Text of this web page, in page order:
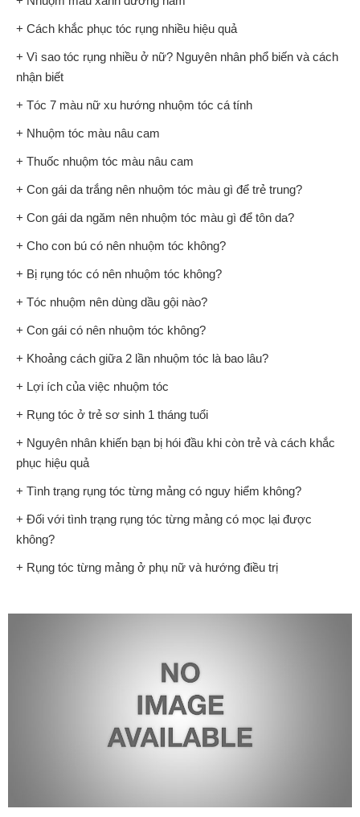
+ Cách khắc phục tóc rụng nhiều hiệu quả
+ Vì sao tóc rụng nhiều ở nữ? Nguyên nhân phổ biến và cách
nhận biết
+ Tóc 7 màu nữ xu hướng nhuộm tóc cá tính
+ Nhuộm tóc màu nâu cam
+ Thuốc nhuộm tóc màu nâu cam
+ Con gái da trắng nên nhuộm tóc màu gì để trẻ trung?
+ Con gái da ngăm nên nhuộm tóc màu gì để tôn da?
+ Cho con bú có nên nhuộm tóc không?
+ Bị rụng tóc có nên nhuộm tóc không?
+ Tóc nhuộm nên dùng dầu gội nào?
+ Con gái có nên nhuộm tóc không?
+ Khoảng cách giữa 2 lần nhuộm tóc là bao lâu?
+ Lợi ích của việc nhuộm tóc
+ Rụng tóc ở trẻ sơ sinh 1 tháng tuổi
+ Nguyên nhân khiến bạn bị hói đầu khi còn trẻ và cách khắc
phục hiệu quả
+ Tình trạng rụng tóc từng mảng có nguy hiểm không?
+ Đối với tình trạng rụng tóc từng mảng có mọc lại được
không?
+ Rụng tóc từng mảng ở phụ nữ và hướng điều trị